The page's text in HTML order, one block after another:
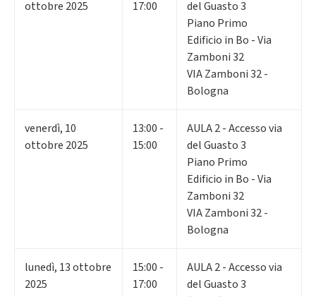
ottobre 2025 17:00
del Guasto 3
Piano Primo
Edificio in Bo - Via
Zamboni 32
VIA Zamboni 32 -
Bologna
venerdì, 10
ottobre 2025
13:00 -
15:00
AULA 2 - Accesso via
del Guasto 3
Piano Primo
Edificio in Bo - Via
Zamboni 32
VIA Zamboni 32 -
Bologna
lunedì, 13ottobre
2025
15:00 -
17:00
AULA 2 - Accesso via
del Guasto 3